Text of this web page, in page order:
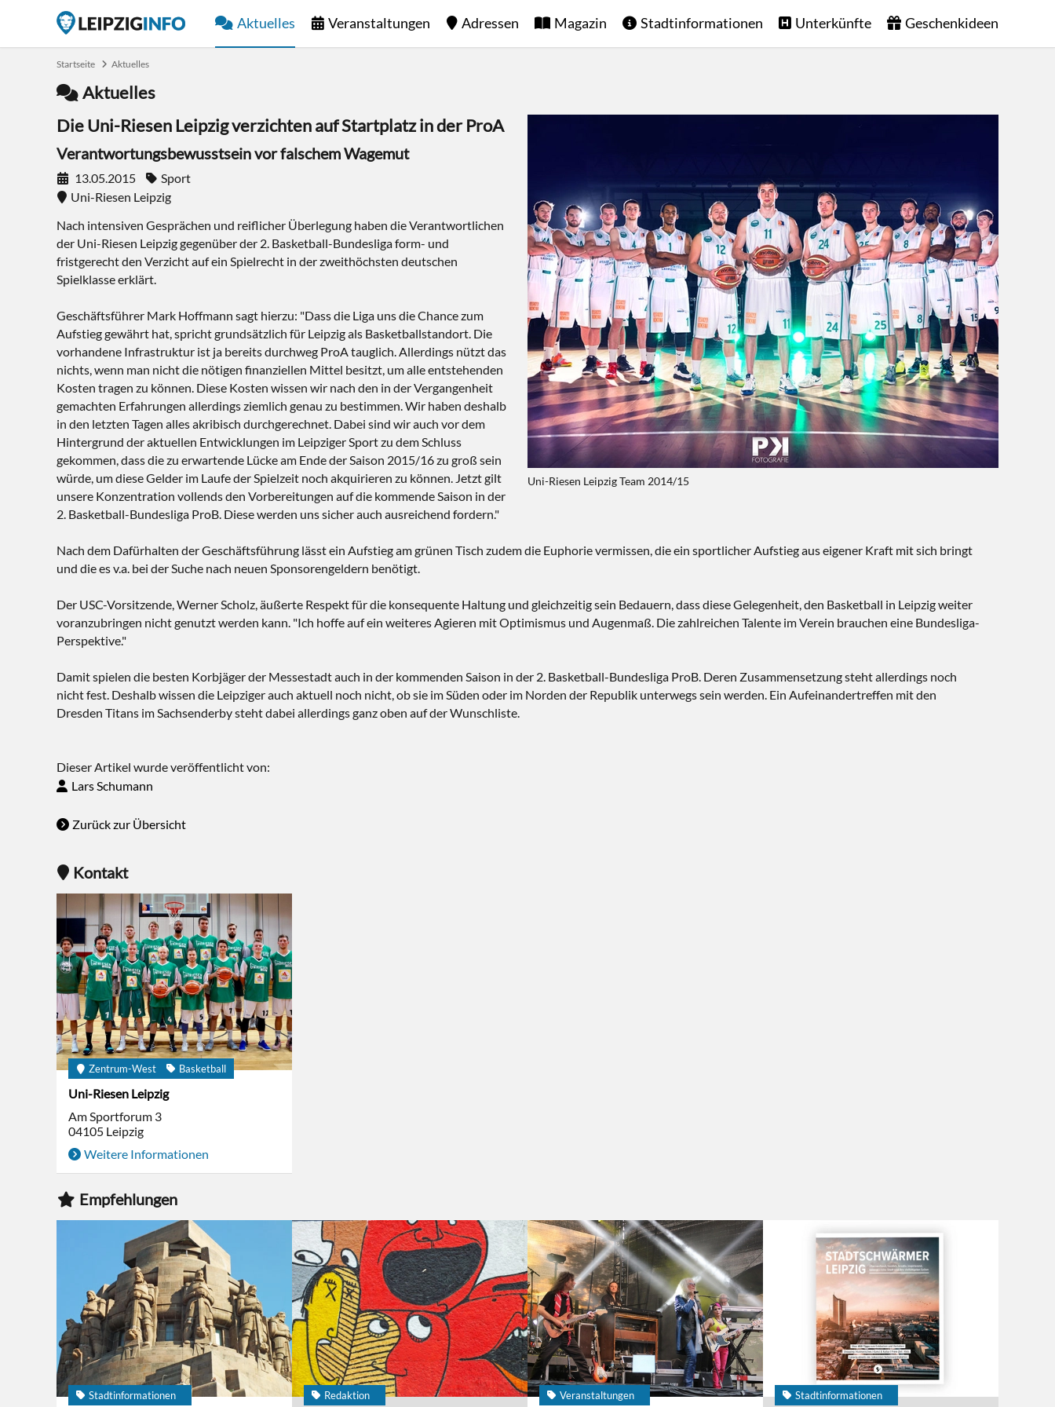
Aktuelles Veranstaltungen Adressen Magazin Stadtinformationen Unterkünfte Geschenkideen
Startseite Aktuelles
Aktuelles
Uni-Riesen Leipzig Team 2014/15
Die Uni-Riesen Leipzig verzichten auf Startplatz in der ProA
Verantwortungsbewusstsein vor falschem Wagemut
13.05.2015
Sport
Uni-Riesen Leipzig
Nach intensiven Gesprächen und reiflicher Überlegung haben die Verantwortlichen
der Uni-Riesen Leipzig gegenüber der 2. Basketball-Bundesliga form- und
fristgerecht den Verzicht auf ein Spielrecht in der zweithöchsten deutschen
Spielklasse erklärt.
Geschäftsführer Mark Hoffmann sagt hierzu: "Dass die Liga uns die Chance zum
Aufstieg gewährt hat, spricht grundsätzlich für Leipzig als Basketballstandort. Die
vorhandene Infrastruktur ist ja bereits durchweg ProA tauglich. Allerdings nützt das
nichts, wenn man nicht die nötigen finanziellen Mittel besitzt, um alle entstehenden
Kosten tragen zu können. Diese Kosten wissen wir nach den in der Vergangenheit
gemachten Erfahrungen allerdings ziemlich genau zu bestimmen. Wir haben deshalb
in den letzten Tagen alles akribisch durchgerechnet. Dabei sind wir auch vor dem
Hintergrund der aktuellen Entwicklungen im Leipziger Sport zu dem Schluss
gekommen, dass die zu erwartende Lücke am Ende der Saison 2015/16 zu groß sein
würde, um diese Gelder im Laufe der Spielzeit noch akquirieren zu können. Jetzt gilt
unsere Konzentration vollends den Vorbereitungen auf die kommende Saison in der
2. Basketball-Bundesliga ProB. Diese werden uns sicher auch ausreichend fordern."
Nach dem Dafürhalten der Geschäftsführung lässt ein Aufstieg am grünen Tisch zudem die Euphorie vermissen, die ein sportlicher Aufstieg aus eigener Kraft mit sich bringt
und die es v.a. bei der Suche nach neuen Sponsorengeldern benötigt.
Der USC-Vorsitzende, Werner Scholz, äußerte Respekt für die konsequente Haltung und gleichzeitig sein Bedauern, dass diese Gelegenheit, den Basketball in Leipzig weiter
voranzubringen nicht genutzt werden kann. "Ich hoffe auf ein weiteres Agieren mit Optimismus und Augenmaß. Die zahlreichen Talente im Verein brauchen eine Bundesliga-
Perspektive."
Damit spielen die besten Korbjäger der Messestadt auch in der kommenden Saison in der 2. Basketball-Bundesliga ProB. Deren Zusammensetzung steht allerdings noch
nicht fest. Deshalb wissen die Leipziger auch aktuell noch nicht, ob sie im Süden oder im Norden der Republik unterwegs sein werden. Ein Aufeinandertreffen mit den
Dresden Titans im Sachsenderby steht dabei allerdings ganz oben auf der Wunschliste.
Dieser Artikel wurde veröffentlicht von:
Lars Schumann
Zurück zur Übersicht
Kontakt
Zentrum-West Basketball
Uni-Riesen Leipzig
Am Sportforum 3
04105 Leipzig
Weitere Informationen
Empfehlungen
Stadtinformationen Redaktion Veranstaltungen Stadtinformationen